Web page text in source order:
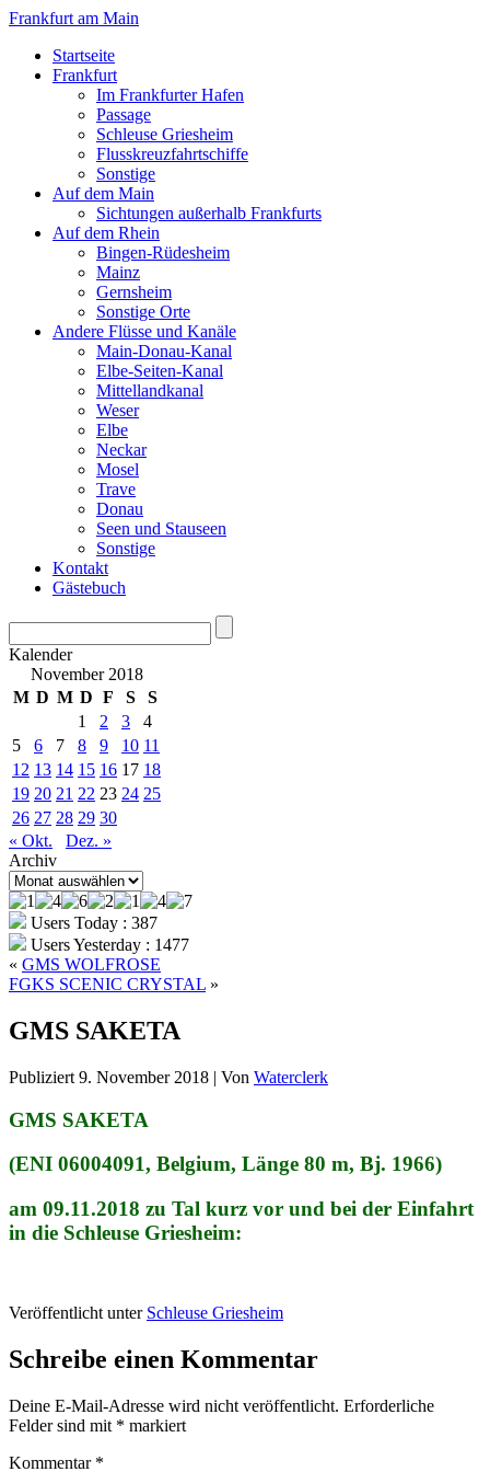
Frankfurt am Main
Startseite
Frankfurt
Im Frankfurter Hafen
Passage
Schleuse Griesheim
Flusskreuzfahrtschiffe
Sonstige
Auf dem Main
Sichtungen außerhalb Frankfurts
Auf dem Rhein
Bingen-Rüdesheim
Mainz
Gernsheim
Sonstige Orte
Andere Flüsse und Kanäle
Main-Donau-Kanal
Elbe-Seiten-Kanal
Mittellandkanal
Weser
Elbe
Neckar
Mosel
Trave
Donau
Seen und Stauseen
Sonstige
Kontakt
Gästebuch
Kalender
November 2018
M D M D F S
S
1
2 3
4
5
6 7 8 9 10 11
12 13 14 15 16 17 18
19 20 21 22 23 24 25
26 27 28 29 30
« Okt.
Dez. »
Archiv
Archiv
Users Today : 387
Users Yesterday : 1477
« GMS WOLFROSE
FGKS SCENIC CRYSTAL »
GMS SAKETA
Publiziert 9. November 2018 | Von Waterclerk
GMS SAKETA
(ENI 06004091, Belgium, Länge 80 m, Bj. 1966)
am 09.11.2018 zu Tal kurz vor und bei der Einfahrt
in die Schleuse Griesheim:
Veröffentlicht unter Schleuse Griesheim
Schreibe einen Kommentar
Deine E-Mail-Adresse wird nicht veröffentlicht. Erforderliche
Felder sind mit * markiert
Kommentar *